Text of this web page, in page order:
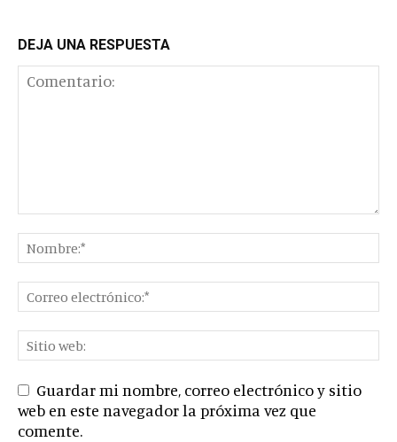
DEJA UNA RESPUESTA
Guardar mi nombre, correo electrónico y sitio
web en este navegador la próxima vez que
comente.